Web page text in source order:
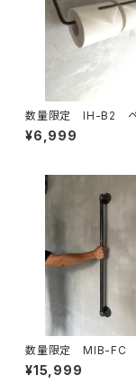
数量限定 IH-B2 ペ
ルダー キッチンペーパ
ットペーパー アイアン
¥6,999
数量限定 MIB-FC
バー ガス管 ドアノ
ドル 取手 ランドリ
¥15,999